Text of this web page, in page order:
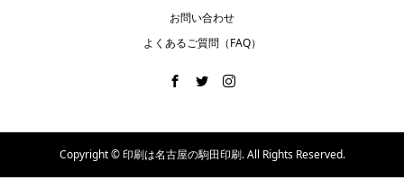
お問い合わせ
よくあるご質問（FAQ）
Copyright ©印刷は名古屋の駒田印刷. All Rights Reserved.